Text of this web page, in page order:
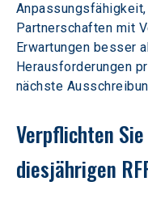
Partnerschaften mit
Erwartungen besser
Herausforderungen
nächste
Verpflichten
diesjährigen